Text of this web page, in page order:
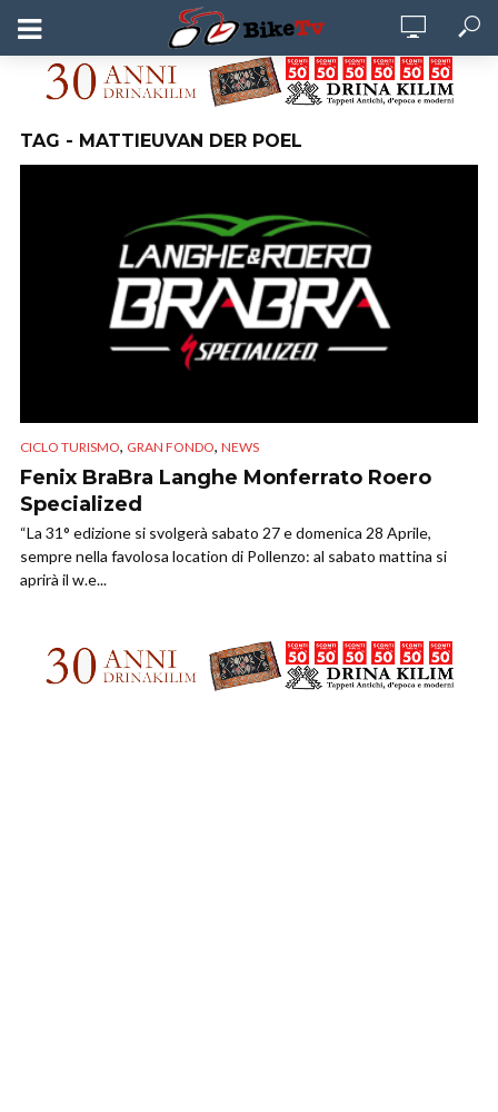
TAG - MATTIEUVAN DER POEL
CICLO TURISMO, GRAN FONDO, NEWS
Fenix BraBra Langhe Monferrato Roero
Specialized
“La 31° edizione si svolgerà sabato 27 e domenica 28 Aprile,
sempre nella favolosa location di Pollenzo: al sabato mattina si
aprirà il w.e...